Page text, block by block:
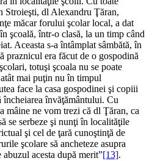
Stroieşti, dl Alexandru Ţăran,
măcar forului şcolar local, a dat
şcoală, într-o clasă, la un timp când
Aceasta s-a întâmplat sâmbătă, în
praznicul era făcut de o gospodină
totuşi şcoala nu se poate
mai puţin nu în timpul
face la casa gospodinei şi copiii
încheiarea învăţământului. Cu
mâine ne vom trezi că dl Ţăran, ca
se serbeze şi nunţi în localităţile
şi cel de ţară cunoştinţă de
şcolare să ancheteze asupra
abuzul acesta după merit”[13].